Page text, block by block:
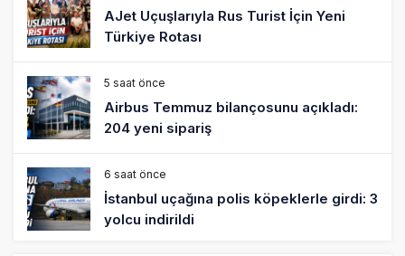
AJet Uçuşlarıyla Rus Turist İçin Yeni
Türkiye Rotası
5 saat önce
Airbus Temmuz bilançosunu açıkladı:
204 yeni sipariş
6 saat önce
İstanbul uçağına polis köpeklerle girdi: 3
yolcu indirildi